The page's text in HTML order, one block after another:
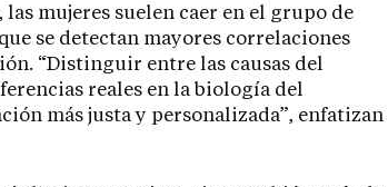
mujeres suelen caer en el grupo de
se detectan mayores correlaciones
“Distinguir entre las causas del
reales en la biología del
más justa y personalizada”, enfatizan